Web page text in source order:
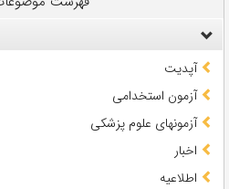
آپدیت
آزمون استخدامی
آزمونهای علوم پزشکی
اخبار
اطلاعیه